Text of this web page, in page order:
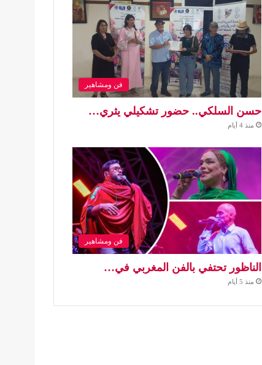
فن ومشاهير
حسن السلكي.. حضور تشكيلي يثري…
منذ 4 أيام
فن ومشاهير
الناظور تحتفي بالفن المغربي في…
منذ 5 أيام